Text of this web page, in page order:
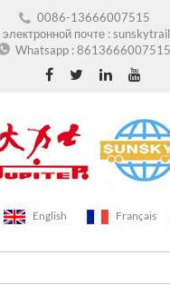
0086-13666007515
почте :
Whatsapp :8613666007515
English Français